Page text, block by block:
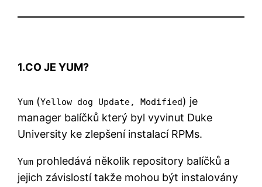
1.CO JE YUM?
Yum (Yellow dog Update, Modified) je
manager balíčků který byl vyvinut Duke
University ke zlepšení instalací RPMs.
Yum prohledává několik repository balíčků a
jejich závislostí takže mohou být instalovány